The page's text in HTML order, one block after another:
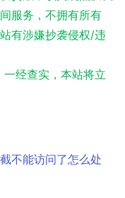
服务，不拥有所有
有涉嫌抄袭侵权/违
经查实，本站将立
不能访问了怎么处